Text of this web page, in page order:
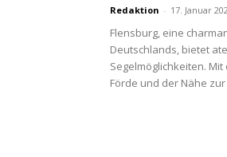
Redaktion - 17. Januar
Flensburg, eine
Deutschlands, bietet
Segelmöglichkeiten.
Förde und der Nähe